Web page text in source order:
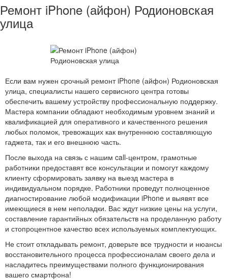
Ремонт iPhone (айфон) Родионовская
улица
Если вам нужен срочный ремонт iPhone (айфон) Родионовская
улица, специалисты нашего сервисного центра готовы
обеспечить вашему устройству профессиональную поддержку.
Мастера компании обладают необходимым уровнем знаний и
квалификацией для оперативного и качественного решения
любых поломок, тревожащих как внутреннюю составляющую
гаджета, так и его внешнюю часть.
После выхода на связь с нашим call-центром, грамотные
работники предоставят все консультации и помогут каждому
клиенту сформировать заявку на выезд мастера в
индивидуальном порядке. Работники проведут полноценное
диагностирование любой модификации iPhone и выявят все
имеющиеся в нем неполадки. Вас ждут низкие цены на услуги,
составление гарантийных обязательств на проделанную работу
и стопроцентное качество всех используемых комплектующих.
Не стоит откладывать ремонт, доверьте все трудности и нюансы
восстановительного процесса профессионалам своего дела и
насладитесь преимуществами полного функционирования
вашего смартфона!